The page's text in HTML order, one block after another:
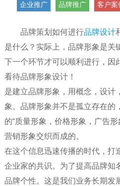
[2022-05-04] 污水处理设备厂家产品如何做网络推广（污水处理项目网...
企业推广
品牌推广 客户案
品牌策划如何进行品牌设计
是什么？实际上，品牌形象是关
下一个环节才可以顺利进行，因
看待品牌形象设计！
是建立品牌形象，用概念，设计
象。品牌形象并不是孤立存在的
的“质量形象，价格形象，广告
营销形象交织而成的。
在这个信息迅速传播的时代，打
企业家的共识。为了提高品牌知
品牌个性。这是我们业务长期发